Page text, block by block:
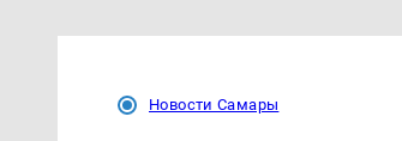
Новости Самары